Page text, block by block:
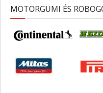
MOTORGUMI ÉS